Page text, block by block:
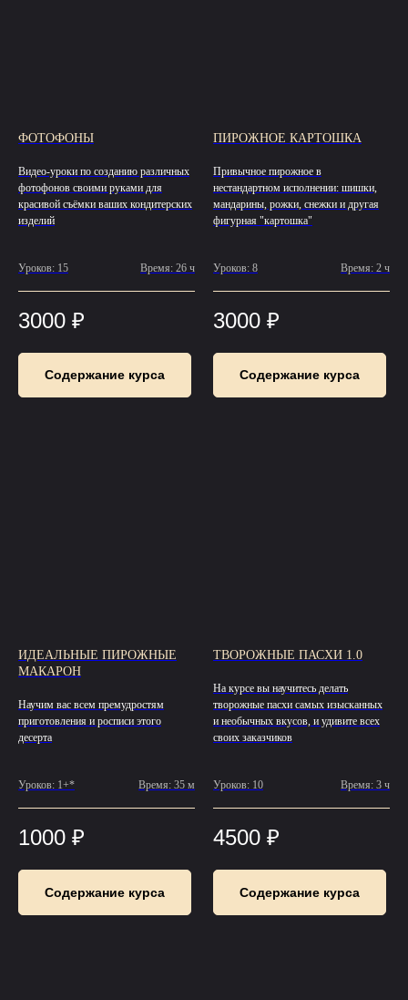
ФОТОФОНЫ
Видео-уроки по созданию различных
фотофонов своими руками для
красивой съёмки ваших кондитерских
изделий
Уроков: 15 Время: 26 ч
3000 ₽
Содержание курса
ПИРОЖНОЕ КАРТОШКА
Привычное пирожное в
нестандартном исполнении: шишки,
мандарины, рожки, снежки и другая
фигурная "картошка"
Уроков: 8 Время: 2 ч
3000 ₽
Содержание курса
ИДЕАЛЬНЫЕ ПИРОЖНЫЕ
МАКАРОН
Научим вас всем премудростям
приготовления и росписи этого
десерта
Уроков: 1+* Время: 35 м
1000 ₽
Содержание курса
ТВОРОЖНЫЕ ПАСХИ 1.0
На курсе вы научитесь делать
творожные пасхи самых изысканных
и необычных вкусов, и удивите всех
своих заказчиков
Уроков: 10 Время: 3 ч
4500 ₽
Содержание курса